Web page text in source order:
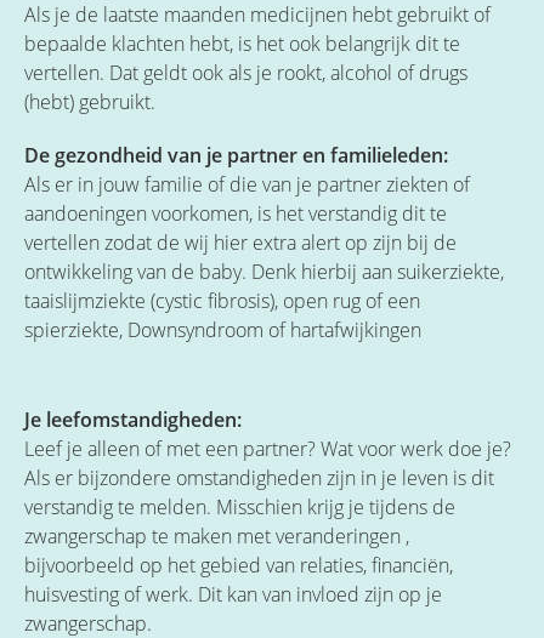
Als je de laatste maanden medicijnen hebt gebruikt of
bepaalde klachten hebt, is het ook belangrijk dit te
vertellen. Dat geldt ook als je rookt, alcohol of drugs
(hebt) gebruikt.
De gezondheid van je partner en familieleden:
Als er in jouw familie of die van je partner ziekten of
aandoeningen voorkomen, is het verstandig dit te
vertellen zodat de wij hier extra alert op zijn bij de
ontwikkeling van de baby. Denk hierbij aan suikerziekte,
taaislijmziekte (cystic fibrosis), open rug of een
spierziekte, Downsyndroom of hartafwijkingen
Je leefomstandigheden:
Leef je alleen of met een partner? Wat voor werk doe je?
Als er bijzondere omstandigheden zijn in je leven is dit
verstandig te melden. Misschien krijg je tijdens de
zwangerschap te maken met veranderingen ,
bijvoorbeeld op het gebied van relaties, financiën,
huisvesting of werk. Dit kan van invloed zijn op je
zwangerschap.